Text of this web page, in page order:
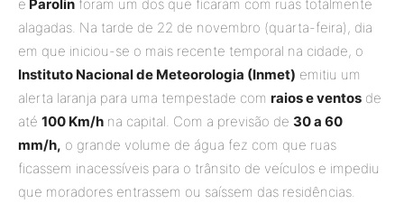
e Parolin foram um dos que ficaram com ruas totalmente
alagadas. Na tarde de 22 de novembro (quarta-feira), dia
em que iniciou-se o mais recente temporal na cidade, o
Instituto Nacional de Meteorologia (Inmet) emitiu um
alerta laranja para uma tempestade com raios e ventos de
até 100 Km/h na capital. Com a previsão de 30 a 60
mm/h, o grande volume de água fez com que ruas
ficassem inacessíveis para o trânsito de veículos e impediu
que moradores entrassem ou saíssem das residências.